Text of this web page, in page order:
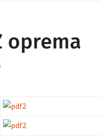
oprema